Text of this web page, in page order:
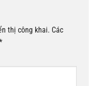
thị công khai. Các